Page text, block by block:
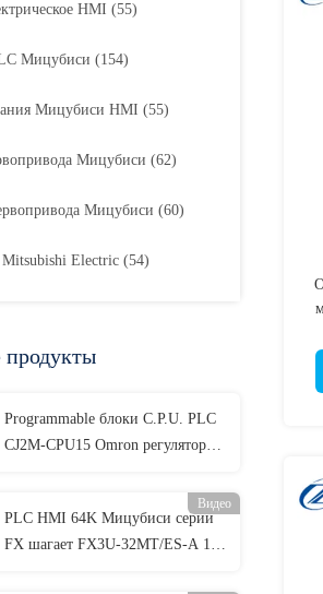
HMI (55)
Мицубиси (154)
Мицубиси HMI (55)
Мицубиси (62)
Мицубиси (60)
Electric (54)
продукты
Programmable блоки C.P.U. PLC
CJ2M-CPU15 Omron регулятора
Видео
PLC HMI 64K Мицубиси серии
FX шагает FX3U-32MT/ES-A 100